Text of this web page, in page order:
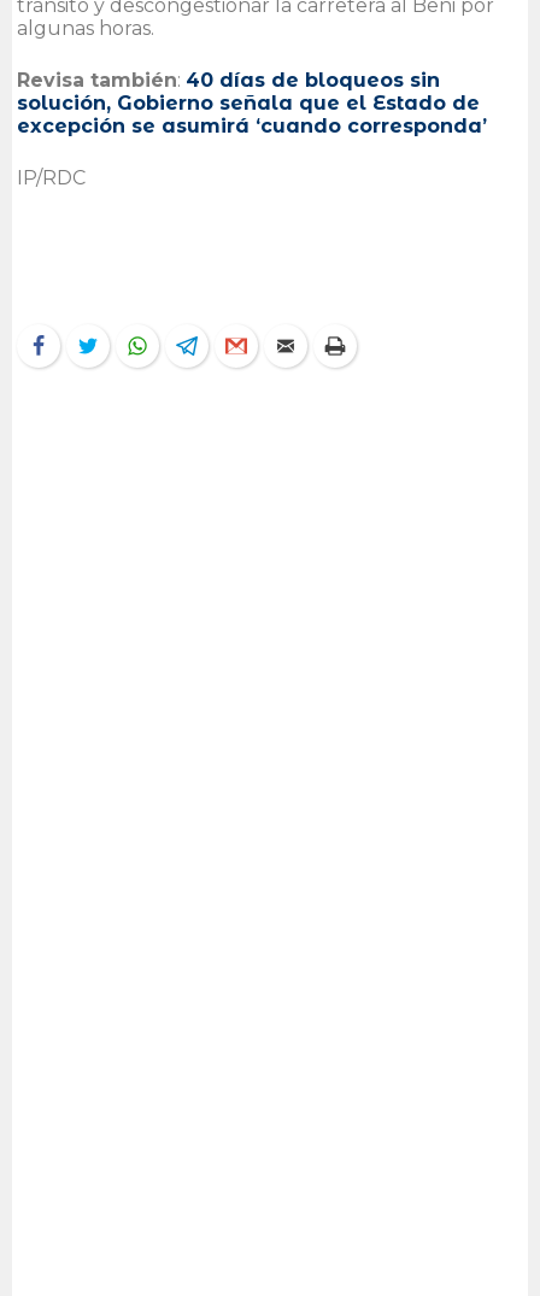
tránsito y descongestionar la carretera al Beni por
algunas horas.
Revisa también: 40 días de bloqueos sin
solución, Gobierno señala que el Estado de
excepción se asumirá ‘cuando corresponda’
IP/RDC